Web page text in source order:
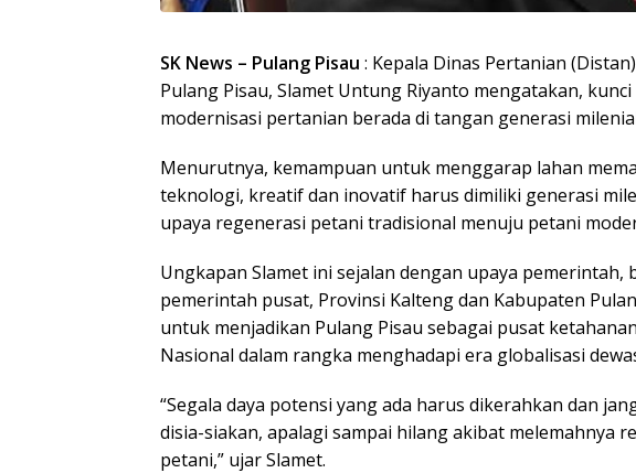
SK News – Pulang Pisau : Kepala Dinas Pertanian
Pulang Pisau, Slamet Untung Riyanto mengatakan,
modernisasi pertanian berada di tangan generasi
Menurutnya, kemampuan untuk menggarap lahan
teknologi, kreatif dan inovatif harus dimiliki generasi
upaya regenerasi petani tradisional menuju petani
Ungkapan Slamet ini sejalan dengan upaya pemerintah,
pemerintah pusat, Provinsi Kalteng dan Kabupaten
untuk menjadikan Pulang Pisau sebagai pusat
Nasional dalam rangka menghadapi era globalisasi
“Segala daya potensi yang ada harus dikerahkan dan
disia-siakan, apalagi sampai hilang akibat melemahnya
petani,” ujar Slamet.